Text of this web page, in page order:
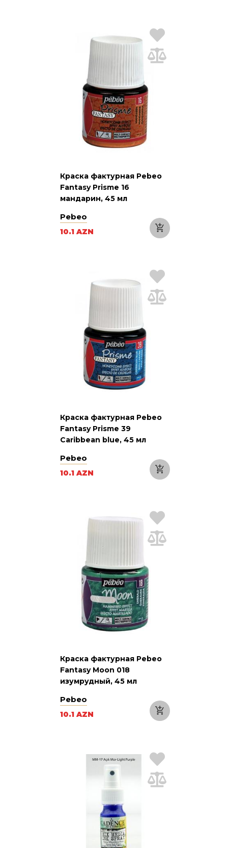
Краска фактурная Pebeo
Fantasy Prisme 16
мандарин, 45 мл
Pebeo
10.1 AZN
Краска фактурная Pebeo
Fantasy Prisme 39
Caribbean blue, 45 мл
Pebeo
10.1 AZN
Краска фактурная Pebeo
Fantasy Moon 018
изумрудный, 45 мл
Pebeo
10.1 AZN